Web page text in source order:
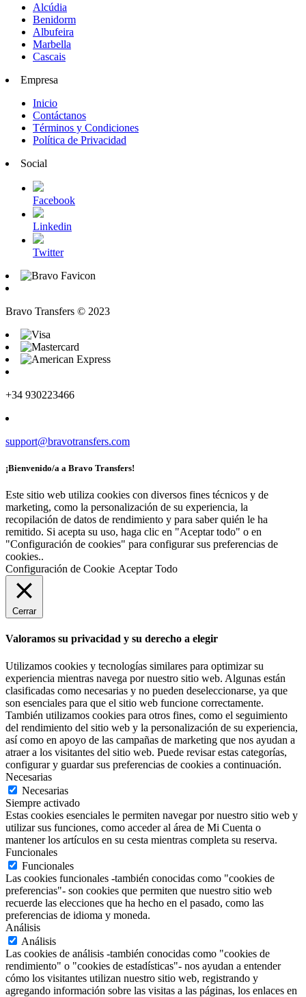
Alcúdia
Benidorm
Albufeira
Marbella
Cascais
Empresa
Inicio
Contáctanos
Términos y Condiciones
Política de Privacidad
Social
Facebook
Linkedin
Twitter
Bravo Transfers © 2023
+34 930223466
support@bravotransfers.com
¡Bienvenido/a a Bravo Transfers!
Este sitio web utiliza cookies con diversos fines técnicos y de
marketing, como la personalización de su experiencia, la
recopilación de datos de rendimiento y para saber quién le ha
remitido. Si acepta su uso, haga clic en "Aceptar todo" o en
"Configuración de cookies" para configurar sus preferencias de
cookies..
Configuración de Cookie Aceptar Todo
Cerrar
Valoramos su privacidad y su derecho a elegir
Utilizamos cookies y tecnologías similares para optimizar su
experiencia mientras navega por nuestro sitio web. Algunas están
clasificadas como necesarias y no pueden deseleccionarse, ya que
son esenciales para que el sitio web funcione correctamente.
También utilizamos cookies para otros fines, como el seguimiento
del rendimiento del sitio web y la personalización de su experiencia,
así como en apoyo de las campañas de marketing que nos ayudan a
atraer a los visitantes del sitio web. Puede revisar estas categorías,
configurar y guardar sus preferencias de cookies a continuación.
Necesarias
Necesarias
Siempre activado
Estas cookies esenciales le permiten navegar por nuestro sitio web y
utilizar sus funciones, como acceder al área de Mi Cuenta o
mantener los artículos en su cesta mientras completa su reserva.
Funcionales
Funcionales
Las cookies funcionales -también conocidas como "cookies de
preferencias"- son cookies que permiten que nuestro sitio web
recuerde las elecciones que ha hecho en el pasado, como las
preferencias de idioma y moneda.
Análisis
Análisis
Las cookies de análisis -también conocidas como "cookies de
rendimiento" o "cookies de estadísticas"- nos ayudan a entender
cómo los visitantes utilizan nuestro sitio web, registrando y
agregando información sobre las visitas a las páginas, los enlaces en